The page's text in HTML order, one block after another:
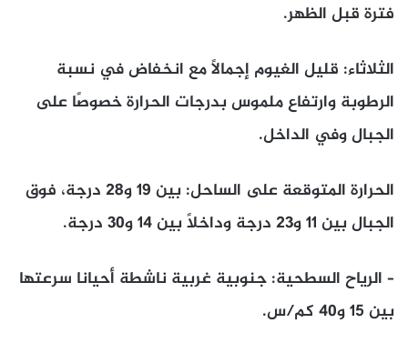
فترة قبل الظهر.
الثلاثاء: قليل الغيوم إجمالاً مع انخفاض في نسبة
الرطوبة وارتفاع ملموس بدرجات الحرارة خصوصًا على
الجبال وفي الداخل.
الحرارة المتوقعة على الساحل: بين 19 و28 درجة، فوق
الجبال بين 11 و23 درجة وداخلًا بين 14 و30 درجة.
– الرياح السطحية: جنوبية غربية ناشطة أحيانا سرعتها
بين 15 و40 كم/س.